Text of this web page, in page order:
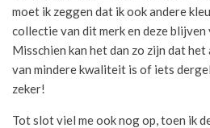
moet ik zeggen dat ik ook andere
collectie van dit merk en deze blijven
Misschien kan het dan zo zijn dat
van mindere kwaliteit is of iets
zeker!
Tot slot viel me ook nog op, toen ik